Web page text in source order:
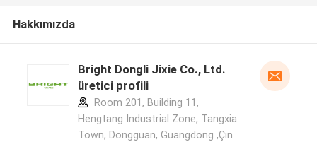
Hakkımızda
Bright Dongli Jixie Co., Ltd.
üretici profili
Room 201, Building 11,
Hengtang Industrial Zone, Tangxia
Town, Dongguan, Guangdong ,Çin